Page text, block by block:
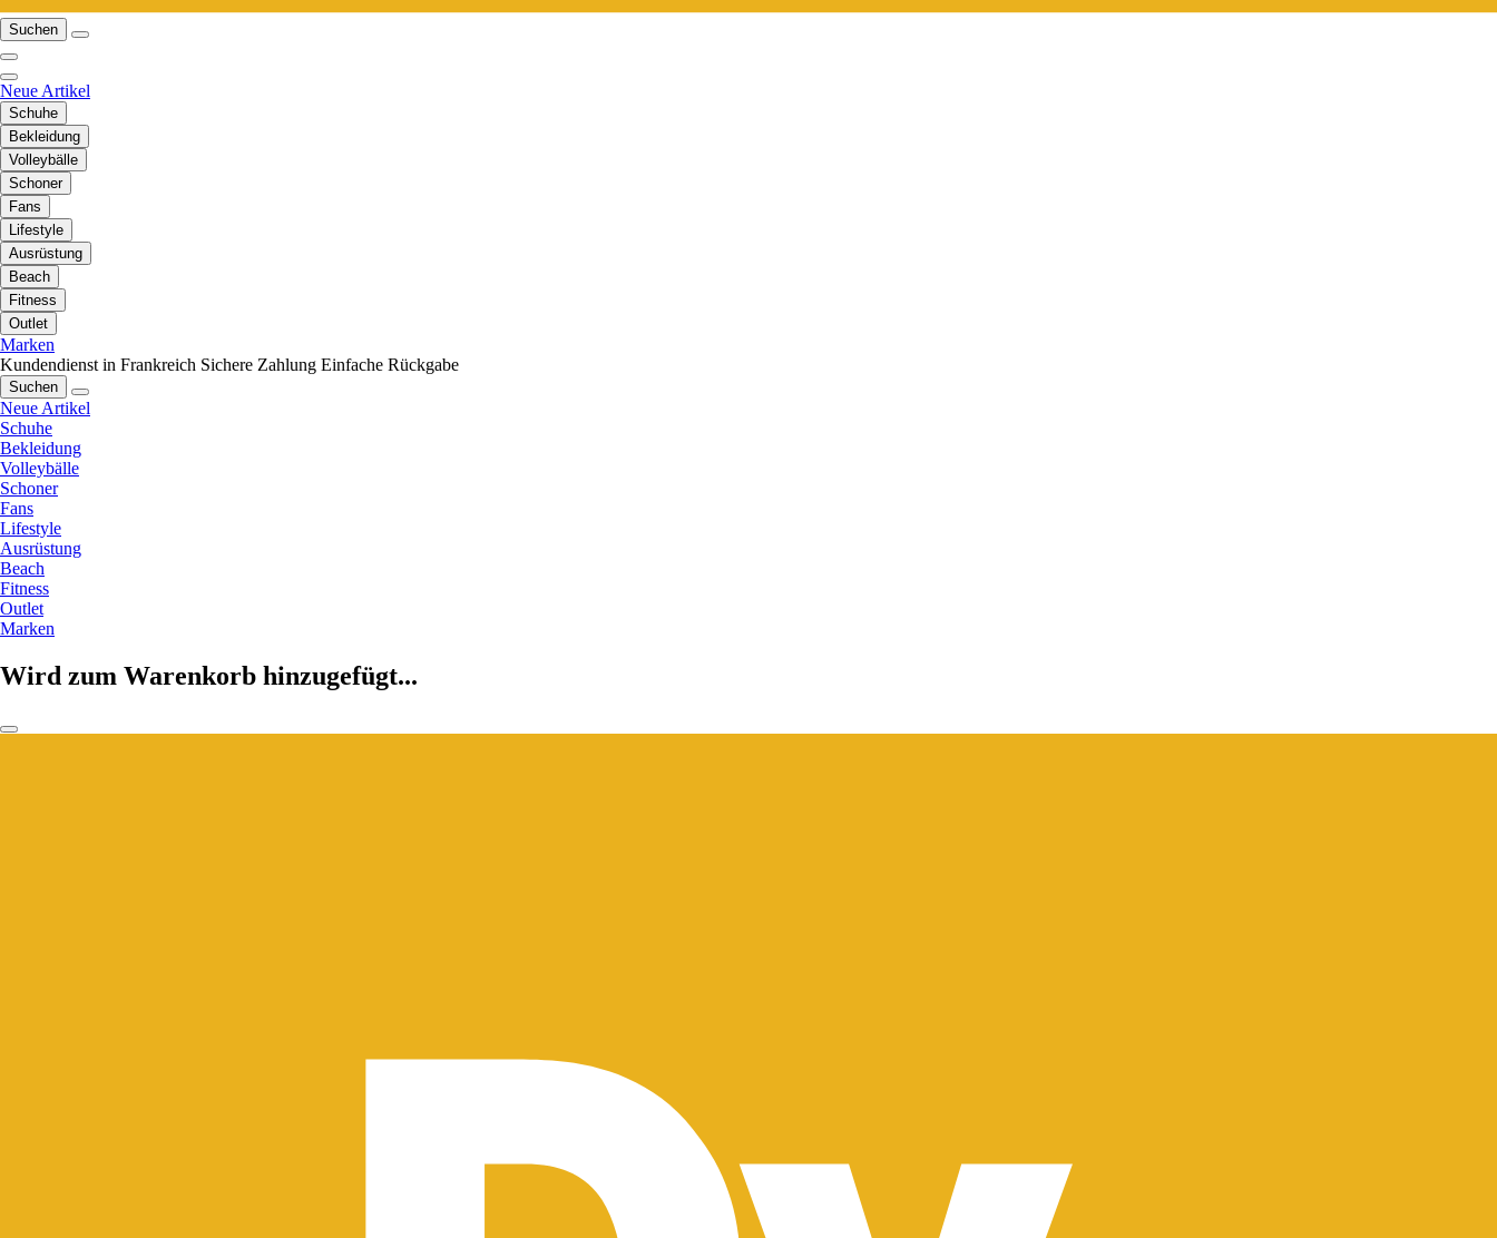
Suchen
Neue Artikel
Schuhe
Bekleidung
Volleybälle
Schoner
Fans
Lifestyle
Ausrüstung
Beach
Fitness
Outlet
Marken
Kundendienst in Frankreich Sichere Zahlung Einfache Rückgabe
Suchen
Neue Artikel
Schuhe
Bekleidung
Volleybälle
Schoner
Fans
Lifestyle
Ausrüstung
Beach
Fitness
Outlet
Marken
Wird zum Warenkorb hinzugefügt...